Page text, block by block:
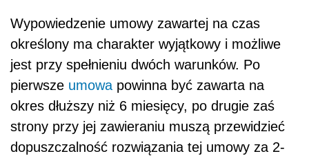
Wypowiedzenie umowy zawartej na czas
określony ma charakter wyjątkowy i możliwe
jest przy spełnieniu dwóch warunków. Po
pierwsze umowa powinna być zawarta na
okres dłuższy niż 6 miesięcy, po drugie zaś
strony przy jej zawieraniu muszą przewidzieć
dopuszczalność rozwiązania tej umowy za 2-